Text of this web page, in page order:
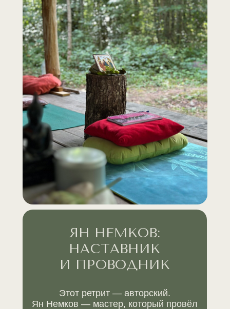
ЯН НЕМКОВ:
НАСТАВНИК
И ПРОВОДНИК
Этот ретрит — авторский.
Ян Немков — мастер, который провёл